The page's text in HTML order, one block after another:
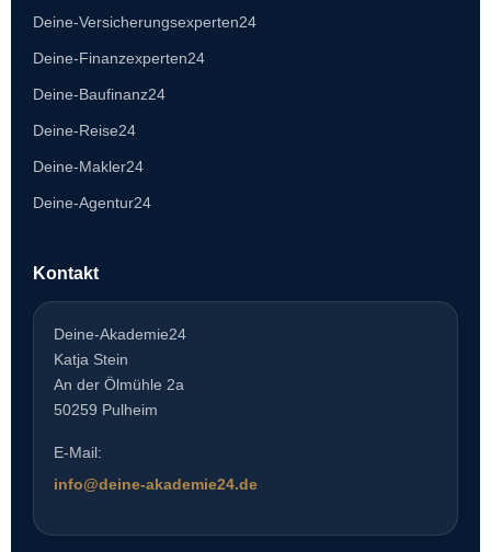
Deine-Versicherungsexperten24
Deine-Finanzexperten24
Deine-Baufinanz24
Deine-Reise24
Deine-Makler24
Deine-Agentur24
Kontakt
Deine-Akademie24
Katja Stein
An der Ölmühle 2a
50259 Pulheim
E-Mail:
info@deine-akademie24.de